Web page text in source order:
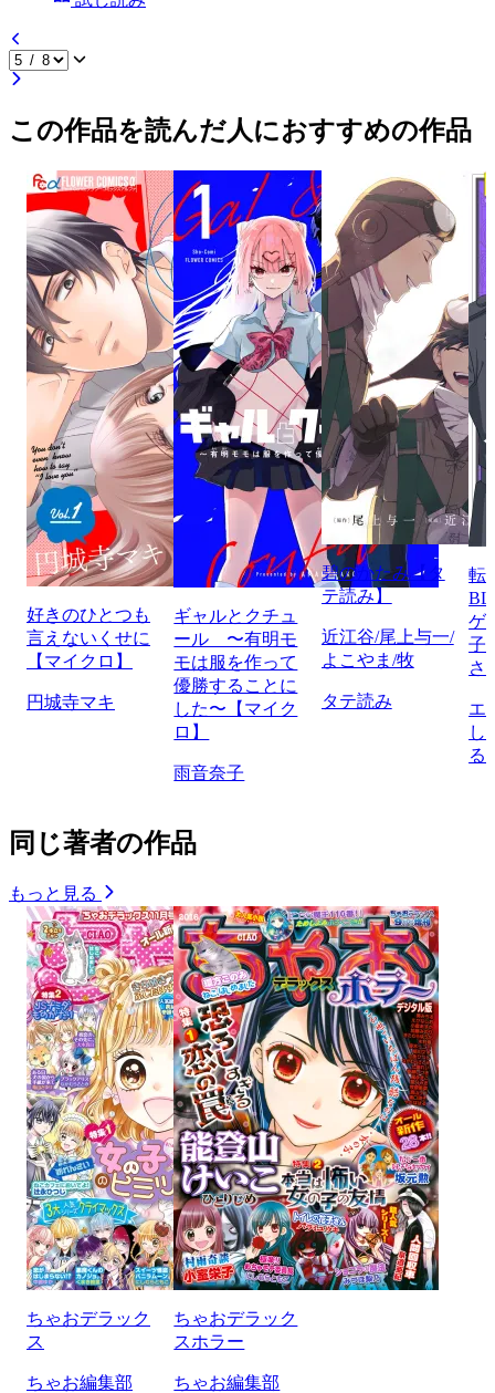
この作品を読んだ人におすすめの作品
好きのひとつも
言えないくせに
【マイクロ】
円城寺マキ
ギャルとクチュ
ール 〜有明モ
モは服を作って
優勝することに
した〜【マイク
ロ】
雨音奈子
碧のかたみ【タ
テ読み】
近江谷/尾上与一/
よこやま/牧
タテ読み
転
BL
ゲ
子
さ
エ
し
る
同じ著者の作品
もっと見る
ちゃおデラック
ス
ちゃお編集部
ちゃおデラック
スホラー
ちゃお編集部